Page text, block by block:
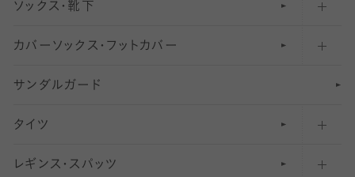
ソックス・靴下
五本指ソックス・靴下
足袋ソックス・靴下
無地・プレーンソックス・靴下
柄ソックス・靴下
カバーソックス・フットカバー
フットカバー・カバーソックス（深め）
フットカバー・カバーソックス（ふつう）
フットカバー・カバーソックス（浅め）
サンダルガード
タイツ
30デニール以下のタイツ（薄手タイツ）
レギンス・スパッツ